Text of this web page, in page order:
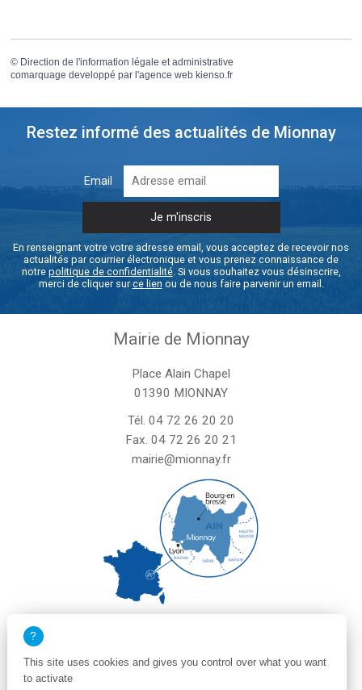
© Direction de l'information légale et administrative
comarquage developpé par l'agence web kienso.fr
Restez informé des actualités de Mionnay
Email
En renseignant votre votre adresse email, vous acceptez de recevoir nos
actualités par courrier électronique et vous prenez connaissance de
notre politique de confidentialité. Si vous souhaitez vous désinscrire,
merci de cliquer surce lien ou de nous faire parvenir un email.
Mairie de Mionnay
Place Alain Chapel
01390 MIONNAY
Tél. 04 72 26 20 20
Fax. 04 72 26 20 21
mairie@mionnay.fr
le vendredi de 8h30 à 12h et de 13h30 à 16h30
un samedi matin sur deux de 8h30 à 12h
This site uses cookies and gives you control over what you want
to activate